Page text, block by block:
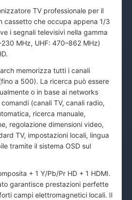
TV professionale per il
cassetto che occupa appena 1/3
i segnali televisivi nella gamma
MHz, UHF: 470–862 MHz)
memorizza tutti i canali
a 500). La ricerca può essere
o in base ai networks
(canali TV, canali radio,
ricerca manuale,
regolazione dimensioni video,
TV, impostazioni locali, lingua
tramite il sistema OSD sul
+ 1 Y/Pb/Pr HD + 1 HDMI.
garantisce prestazioni perfette
campi elettromagnetici locali. Il